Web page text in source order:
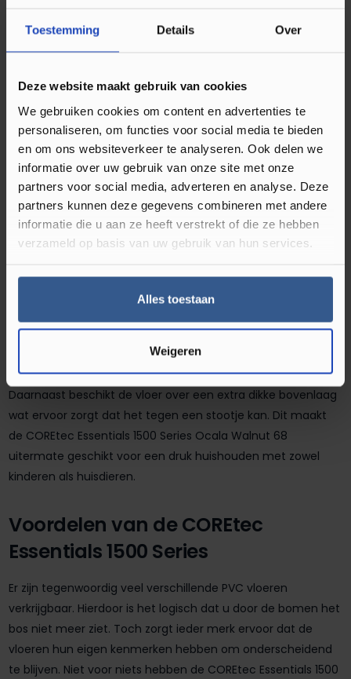
Toestemming Details Over
Deze website maakt gebruik van cookies
We gebruiken cookies om content en advertenties te
personaliseren, om functies voor social media te bieden
en om ons websiteverkeer te analyseren. Ook delen we
informatie over uw gebruik van onze site met onze
partners voor social media, adverteren en analyse. Deze
partners kunnen deze gegevens combineren met andere
informatie die u aan ze heeft verstrekt of die ze hebben
verzameld op basis van uw gebruik van hun services.
Alles toestaan
Weigeren
Omschrijving COREtec Essentials 1500+
Series Ocala Walnut 68
Bent u een echte liefhebber van een stoer industrieel
interieur? Dan mag de COREtec Essentials 1500 Series Ocala
Walnut 68 zeker weten niet in uw woning ontbreken. Deze
schitterende bruine vloer weerspiegelt de natuurlijke
schoonheid van echt hout. Hierdoor zal iedereen ervan
overtuigd zijn dat uw woning een houten vloer heeft. Toch
klopt dit niet. Deze vloer is namelijk gemaakt van
hoogwaardig polyvinylchloride. Dit materiaal staat ook wel
bekend onder de afkorting PVC en heeft veel voordelen. Zo
is een PVC vloer bijvoorbeeld 100% waterbestendig, waardoor
Voor het reinigen heeft u slechts een stofzuiger en dweil
nodig. Hiermee verwijdert u eenvoudig al het stof en vuil om
eventuele krassen aan uw PVC vloer te voorkomen.
Daarnaast beschikt de vloer over een extra dikke bovenlaag
wat ervoor zorgt dat het tegen een stootje kan. Dit maakt
de COREtec Essentials 1500 Series Ocala Walnut 68
uitermate geschikt voor een druk huishouden met zowel
kinderen als huisdieren.
Voordelen van de COREtec
Essentials 1500 Series
Er zijn tegenwoordig veel verschillende PVC vloeren
verkrijgbaar. Hierdoor is het logisch dat u door de bomen het
bos niet meer ziet. Toch zorgt ieder merk ervoor dat de
vloeren hun eigen kenmerken hebben om onderscheidend
te blijven. Niet voor niets hebben de COREtec Essentials 1500